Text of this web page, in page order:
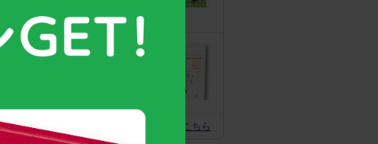
守る力を高める
こども食育グミ
スクスクのっぽくん推奨全グッズはこちら